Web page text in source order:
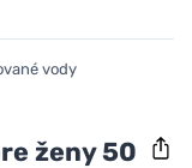
vody
ženy 50